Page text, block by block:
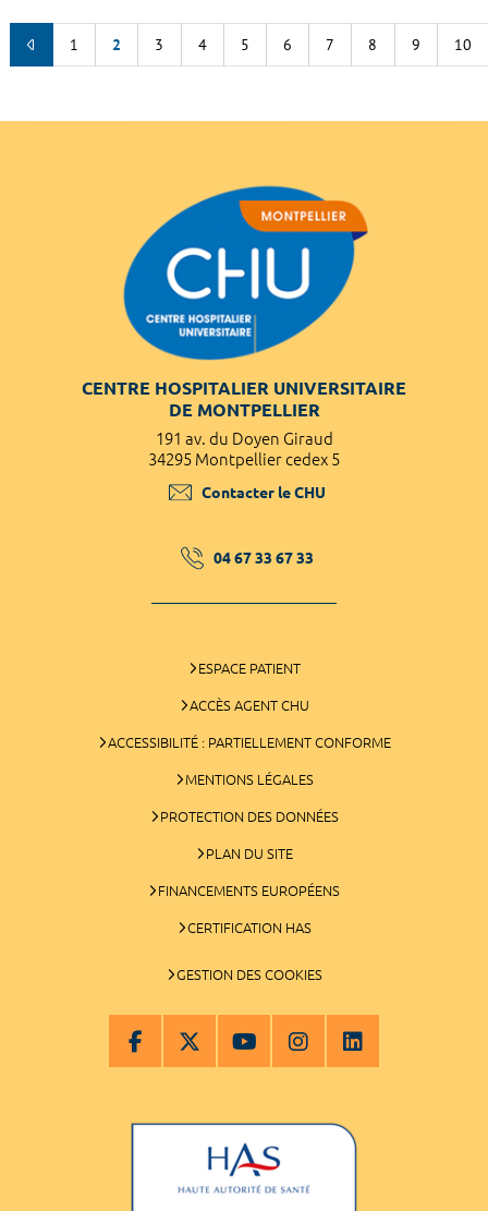
1 2 3 4 5 6 7 8 9 10
CENTRE HOSPITALIER UNIVERSITAIRE
DE MONTPELLIER
191 av. du Doyen Giraud
34295 Montpellier cedex 5
Contacter le CHU
04 67 33 67 33
ESPACE PATIENT
ACCÈS AGENT CHU
ACCESSIBILITÉ : PARTIELLEMENT CONFORME
MENTIONS LÉGALES
PROTECTION DES DONNÉES
PLAN DU SITE
FINANCEMENTS EUROPÉENS
CERTIFICATION HAS
GESTION DES COOKIES